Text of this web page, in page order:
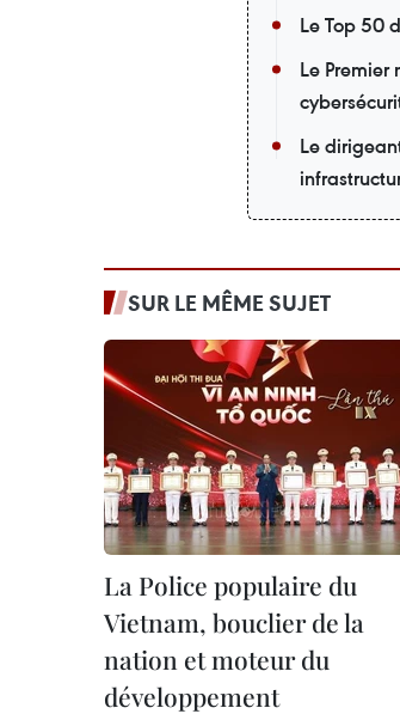
Le Top 50
Le
Le
SUR LE MÊME SUJET
La Police populaire du
Vietnam, bouclier de la
nation et moteur du
développement